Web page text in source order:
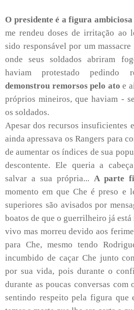
O presidente é a figura ambiciosa
me rendeu doses de irritação ao
sido responsável por um massacre
onde seus soldados abriram
haviam protestado pedindo
demonstrou remorsos pelo ato e
próprios mineiros, que haviam -
os soldados.
Apesar dos recursos insuficientes
ainda apressava os Rangers para
de aumentar os índices de sua
descontente. Ele queria a
salvar a sua própria... A parte
momento em que Che é preso e
superiores são avisados por
boatos de que o guerrilheiro já
vivo mas morreu devido aos
para Che, mesmo tendo
incumbido de caçar Che junto
por sua vida, pois durante o
durante as poucas conversas com
sentindo respeito pela figura que